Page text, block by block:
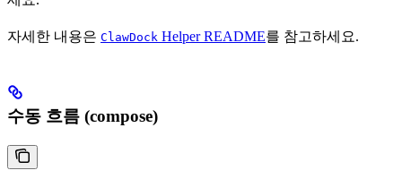
자세한 내용은 ClawDock Helper README를 참고하세요.
수동 흐름 (compose)